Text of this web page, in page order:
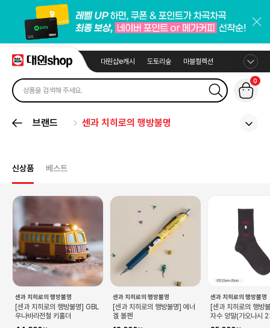
대원샵e캐시 도토리숲 마블컬렉션
0
브랜드 센과 치히로의 행방불명
신상품 베스트
센과 치히로의 행방불명
[센과 치히로의 행방불명] GBL
우나바라전철 키홀더
센과 치히로의 행방불명
[센과 치히로의 행방불명] 에너
겔 볼펜
센과 치히로의 행방불명
[센과 치히로의 행방
자수 양말(가오나시